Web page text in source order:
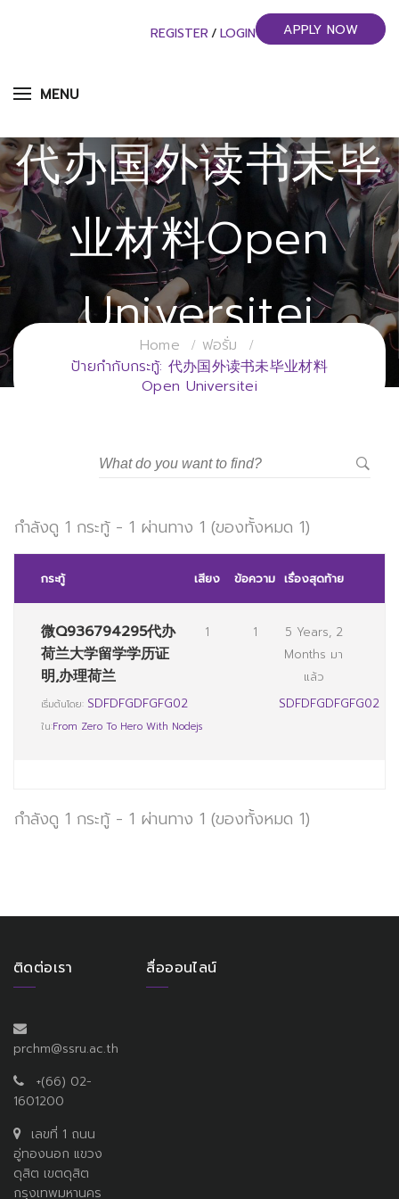
MENU
REGISTER / LOGIN APPLY NOW
代办国外读书未毕
业材料Open
Universitei
วิทยาลัยการจัดการอุตสาหกรรมบริการ
มหาวิทยาลัยราชภัฏสวนสุนันทา
Home
ฟอรั่ม
ป้ายกำกับกระทู้: 代办国外读书未毕业材料
Open Universitei
กำลังดู 1 กระทู้ - 1 ผ่านทาง 1 (ของทั้งหมด 1)
กระทู้ เสียง ข้อความ เรื่องสุดท้าย
微Q936794295代办
荷兰大学留学学历证
明,办理荷兰
เริ่มต้นโดย: SDFDFGDFGFG02
ใน:From Zero To Hero With Nodejs
1 1
5 Years, 2
Months มา
แล้ว
SDFDFGDFGFG02
กำลังดู 1 กระทู้ - 1 ผ่านทาง 1 (ของทั้งหมด 1)
ติดต่อเรา
prchm@ssru.ac.th
+(66) 02-
1601200
เลขที่ 1 ถนน
อู่ทองนอก แขวง
ดุสิต เขตดุสิต
กรุงเทพมหานคร
สื่อออนไลน์